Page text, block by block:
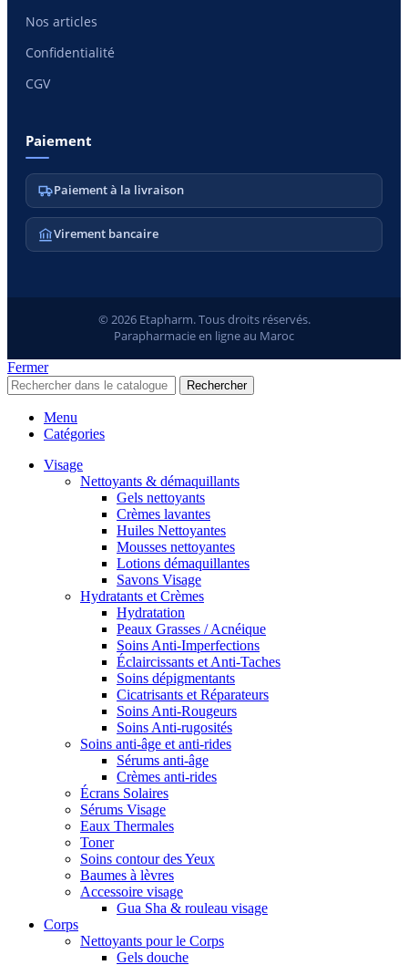
Nos articles
Confidentialité
CGV
Paiement
Paiement à la livraison
Virement bancaire
© 2026 Etapharm. Tous droits réservés.
Parapharmacie en ligne au Maroc
Fermer
Rechercher
Menu
Catégories
Visage
Nettoyants & démaquillants
Gels nettoyants
Crèmes lavantes
Huiles Nettoyantes
Mousses nettoyantes
Lotions démaquillantes
Savons Visage
Hydratants et Crèmes
Hydratation
Peaux Grasses / Acnéique
Soins Anti-Imperfections
Éclaircissants et Anti-Taches
Soins dépigmentants
Cicatrisants et Réparateurs
Soins Anti-Rougeurs
Soins Anti-rugosités
Soins anti-âge et anti-rides
Sérums anti-âge
Crèmes anti-rides
Écrans Solaires
Sérums Visage
Eaux Thermales
Toner
Soins contour des Yeux
Baumes à lèvres
Accessoire visage
Gua Sha & rouleau visage
Corps
Nettoyants pour le Corps
Gels douche